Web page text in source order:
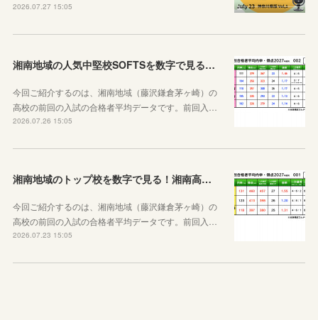
2026.07.27 15:05
湘南地域の人気中堅校SOFTSを数字で見る！七里ガ浜、大船、藤沢西、湘南台、鶴嶺高校編
今回ご紹介するのは、湘南地域（藤沢鎌倉茅ヶ崎）の
高校の前回の入試の合格者平均データです。前回入…
2026.07.26 15:05
湘南地域のトップ校を数字で見る！湘南高校&鎌倉高校&茅ケ崎北陵高校
今回ご紹介するのは、湘南地域（藤沢鎌倉茅ヶ崎）の
高校の前回の入試の合格者平均データです。前回入…
2026.07.23 15:05